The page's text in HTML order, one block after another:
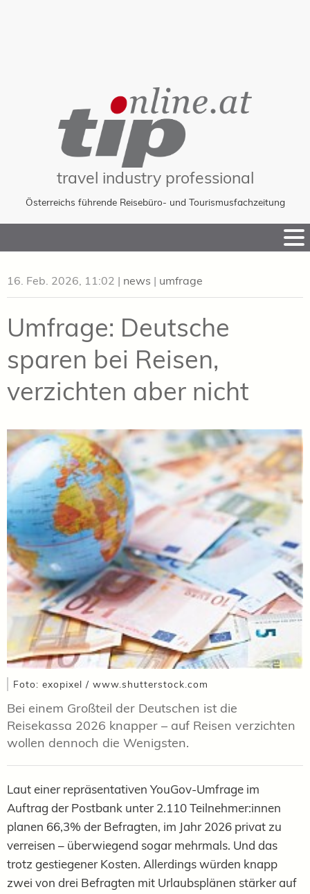
travel industry professional
Österreichs führende Reisebüro- und Tourismusfachzeitung
to
16. Feb. 2026, 11:02 | news | umfrage
Umfrage: Deutsche
sparen bei Reisen,
verzichten aber nicht
Foto: exopixel / www.shutterstock.com
Bei einem Großteil der Deutschen ist die
Reisekassa 2026 knapper – auf Reisen verzichten
wollen dennoch die Wenigsten.
Laut einer repräsentativen YouGov-Umfrage im
Auftrag der Postbank unter 2.110 Teilnehmer:innen
planen 66,3% der Befragten, im Jahr 2026 privat zu
verreisen – überwiegend sogar mehrmals. Und das
trotz gestiegener Kosten. Allerdings würden knapp
zwei von drei Befragten mit Urlaubsplänen stärker auf